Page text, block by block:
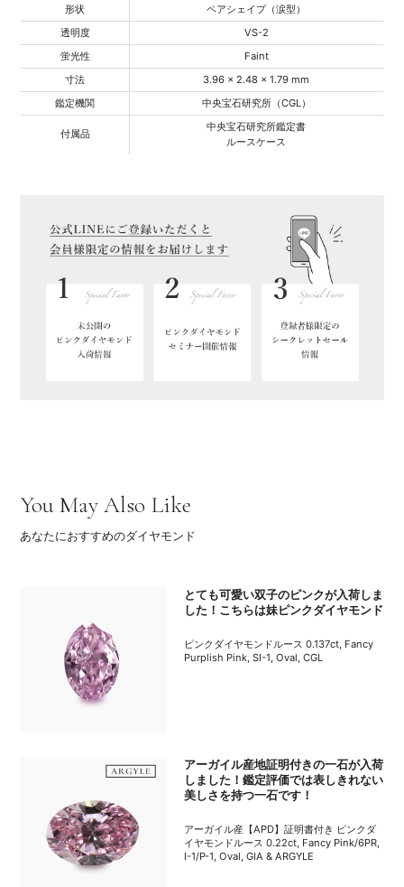
形状
ペアシェイプ（涙型）
透明度
VS-2
蛍光性
Faint
寸法
3.96 × 2.48 × 1.79 mm
鑑定機関
中央宝石研究所（CGL）
付属品
中央宝石研究所鑑定書
ルースケース
You May Also Like
あなたにおすすめのダイヤモンド
とても可愛い双子のピンクが入荷しま
した！こちらは妹ピンクダイヤモンド
ピンクダイヤモンドルース 0.137ct, Fancy
Purplish Pink, SI-1, Oval, CGL
アーガイル産地証明付きの一石が入荷
しました！鑑定評価では表しきれない
美しさを持つ一石です！
アーガイル産【APD】証明書付き ピンクダ
イヤモンドルース 0.22ct, Fancy Pink/6PR,
I-1/P-1, Oval, GIA & ARGYLE